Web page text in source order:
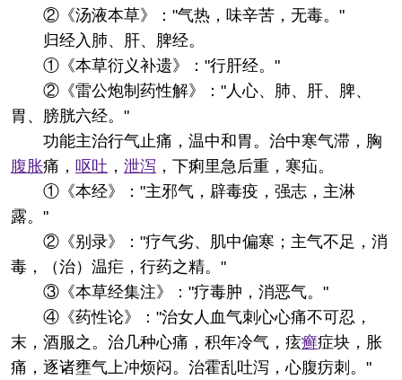
②《汤液本草》："气热，味辛苦，无毒。"
归经 入肺、肝、脾经。
①《本草衍义补遗》："行肝经。"
②《雷公炮制药性解》："人心、肺、肝、脾、
胃、膀胱六经。"
功能主治行气止痛，温中和胃。治中寒气滞，胸
腹胀痛， 呕吐 ， 泄泻 ，下痢里急后重，寒疝。
①《本经》："主邪气，辟毒疫，强志，主淋
露。"
②《别录》："疗气劣、肌中偏寒；主气不足，消
毒，（治）温疟，行药之精。"
③《本草经集注》："疗毒肿，消恶气。"
④《药性论》："治女人血气刺心心痛不可忍，
末，酒服之。治几种心痛，积年冷气，痃癣症块，胀
痛，逐诸壅气上冲烦闷。治霍乱吐泻，心腹疠刺。"